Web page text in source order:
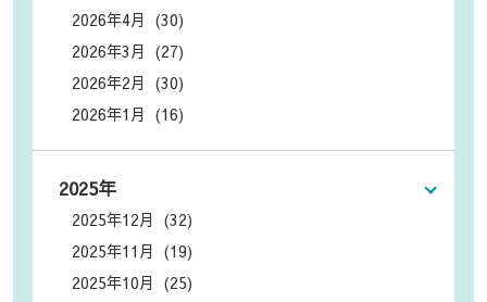
2026年4月 (30)
2026年3月 (27)
2026年2月 (30)
2026年1月 (16)
2025年
2025年12月 (32)
2025年11月 (19)
2025年10月 (25)